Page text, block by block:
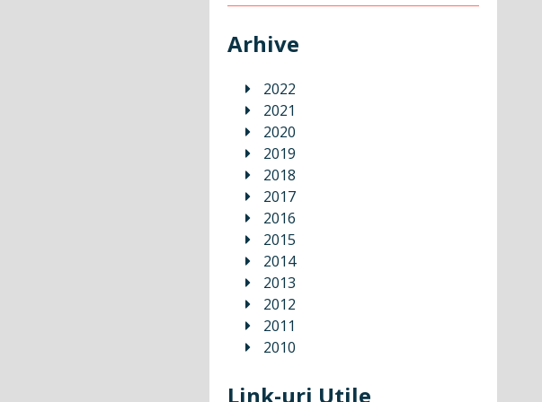
Arhive
2022
2021
2020
2019
2018
2017
2016
2015
2014
2013
2012
2011
2010
Link-uri Utile